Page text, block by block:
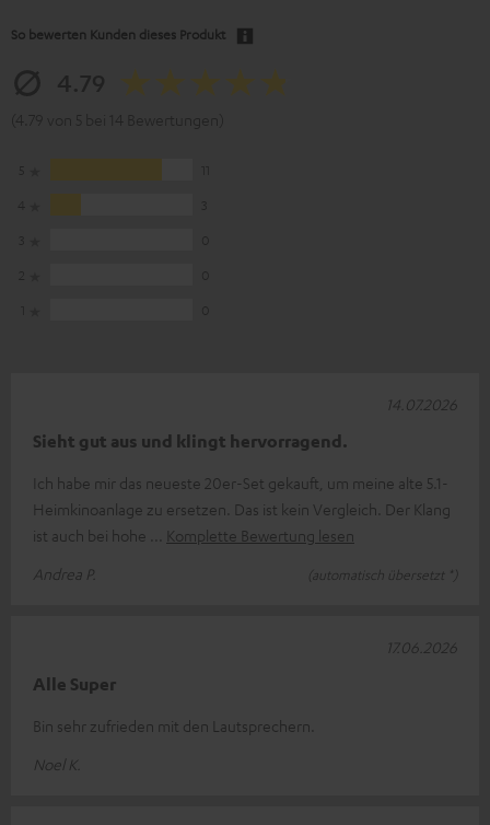
So bewerten Kunden dieses Produkt
Sieht gut aus und klingt hervorragend.
Ich habe mir das neueste 20er-Set gekauft, um meine alte 5.1-
Heimkinoanlage zu ersetzen. Das ist kein Vergleich. Der Klang
ist auch bei hohe
Komplette Bewertung lesen
Andrea P.
(automatisch übersetzt *)
14.07.2026
Alle Super
Bin sehr zufrieden mit den Lautsprechern.
Noel K.
17.06.2026